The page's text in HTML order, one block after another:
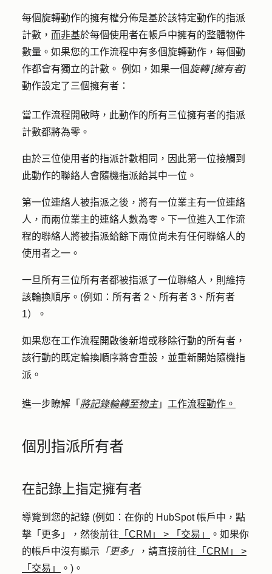
每個旋轉動作的擁有權分佈是基於該特定動作的指派
計數， 而非基於每個使用者在帳戶中擁有的整體物件
數量。如果您的工作流程中有多個旋轉動作，每個動
作都會有獨立的計數。 例如，如果一個旋轉 [擁有者]
動作設定了三個擁有者：
當工作流程開啟時，此動作的所有三位擁有者的指派
計數都將為零。
由於三位使用者的指派計數相同，因此第一位接觸到
此動作的聯絡人會隨機指派給其中一位。
第一位連絡人被指派之後，將有一位業主有一位連絡
人，而兩位業主的連絡人數為零。下一位進入工作流
程的聯絡人將被指派給餘下兩位尚未有任何聯絡人的
使用者之一。
一旦所有三位所有者都被指派了一位聯絡人，則維持
該輪換順序。(例如：所有者 2、所有者 3、所有者
1）。
如果您在工作流程開啟後新增或移除行動的所有者，
該行動的既定輪換順序將會重設，並重新開始隨機指
派。
進一步瞭解「 將記錄輪轉至物主」 工作流程動作。
個別指派所有者
在記錄上指定擁有者
導覽到您的記錄 (例如：在你的 HubSpot 帳戶中，點
擊 「更多」 ，然後前往 「CRM」 > 「交易」
。如果你
的帳戶中沒有顯示 「更多」 ，請直接前往 「CRM」
>
「交易」
。)。